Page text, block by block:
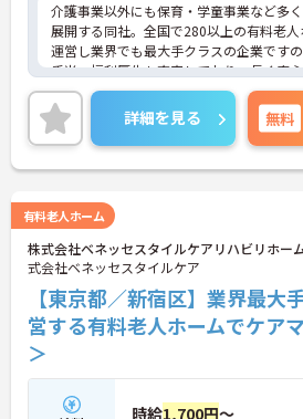
介護事業以外にも保育・学童事業など多
展開する同社。全国で280以上の有料老人
運営し業界でも最大手クラスの企業です
手当、福利厚生も充実しており、長く安
ていただける環境です。ご興味ある方に
策ポイントなど、さらに詳細をお話しいた
でお気軽にご相談ください。
詳細を見る 無料
有料老人ホーム
株式会社ベネッセスタイルケアリハビリホー
式会社ベネッセスタイルケア
【東京都／新宿区】業界最大
営する有料老人ホームでケア
＞
時給1,700円～